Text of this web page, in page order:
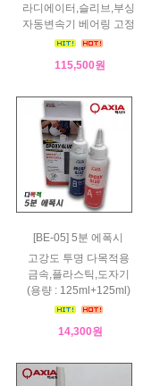
라디에이터,슬리브,부싱
자동변속기 베어링 고정
115,500원
[BE-05] 5분 에폭시
고강도 투명 다목적용
금속,플라스틱,도자기
(용량 : 125ml+125ml)
14,300원